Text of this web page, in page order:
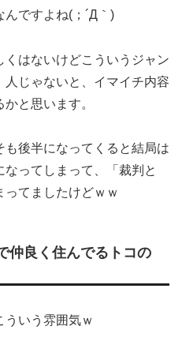
んですよね(；´Д｀)
はないけどこういうジャン
じゃないと、イマイチ内容
と思います。
後半になってくると結局は
ってしまって、「裁判と
てましたけどｗｗ
仲良く住んでるトコの
ういう雰囲気ｗ